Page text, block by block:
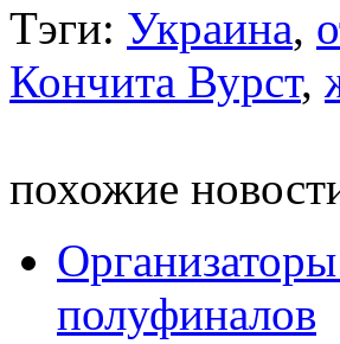
Тэги: Украина,
Кончита Вурст,
похожие
полуфиналов